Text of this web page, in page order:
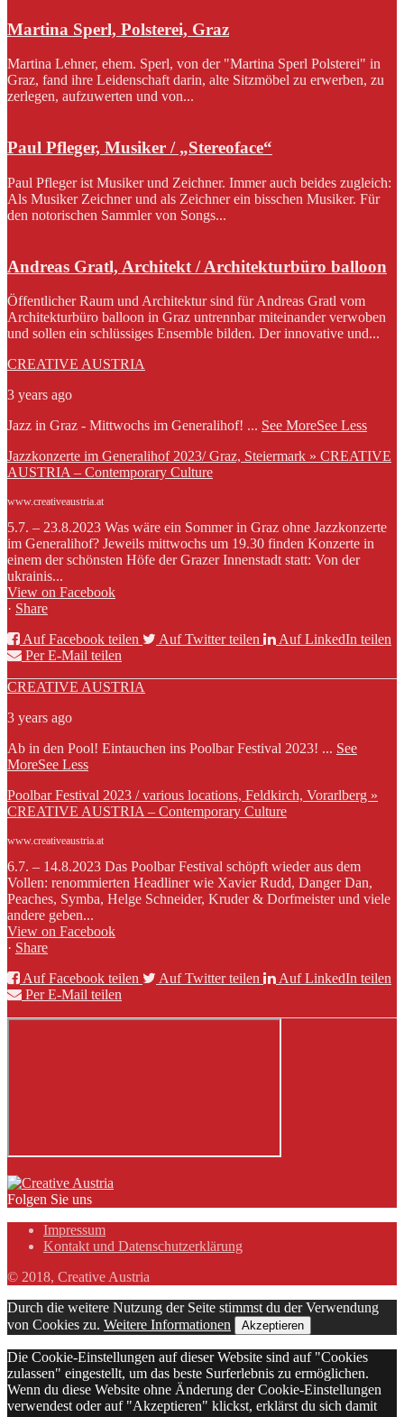
Martina Sperl, Polsterei, Graz
Martina Lehner, ehem. Sperl, von der "Martina Sperl Polsterei" in
Graz, fand ihre Leidenschaft darin, alte Sitzmöbel zu erwerben, zu
zerlegen, aufzuwerten und von...
Paul Pfleger, Musiker / „Stereoface“
Paul Pfleger ist Musiker und Zeichner. Immer auch beides zugleich:
Als Musiker Zeichner und als Zeichner ein bisschen Musiker. Für
den notorischen Sammler von Songs...
Andreas Gratl, Architekt / Architekturbüro balloon
Öffentlicher Raum und Architektur sind für Andreas Gratl vom
Architekturbüro balloon in Graz untrennbar miteinander verwoben
und sollen ein schlüssiges Ensemble bilden. Der innovative und...
CREATIVE AUSTRIA
3 years ago
Jazz in Graz - Mittwochs im Generalihof! ... See MoreSee Less
Jazzkonzerte im Generalihof 2023/ Graz, Steiermark » CREATIVE
AUSTRIA – Contemporary Culture
www.creativeaustria.at
5.7. – 23.8.2023 Was wäre ein Sommer in Graz ohne Jazzkonzerte
im Generalihof? Jeweils mittwochs um 19.30 finden Konzerte in
einem der schönsten Höfe der Grazer Innenstadt statt: Von der
ukrainis...
View on Facebook
· Share
Auf Facebook teilen
Auf Twitter teilen
Auf LinkedIn teilen
Per E-Mail teilen
CREATIVE AUSTRIA
3 years ago
Ab in den Pool! Eintauchen ins Poolbar Festival 2023! ... See
MoreSee Less
Poolbar Festival 2023 / various locations, Feldkirch, Vorarlberg »
CREATIVE AUSTRIA – Contemporary Culture
www.creativeaustria.at
6.7. – 14.8.2023 Das Poolbar Festival schöpft wieder aus dem
Vollen: renommierten Headliner wie Xavier Rudd, Danger Dan,
Peaches, Symba, Helge Schneider, Kruder & Dorfmeister und viele
andere geben...
View on Facebook
· Share
Auf Facebook teilen
Auf Twitter teilen
Auf LinkedIn teilen
Per E-Mail teilen
Folgen Sie uns
Impressum
Kontakt und Datenschutzerklärung
© 2018, Creative Austria
Durch die weitere Nutzung der Seite stimmst du der Verwendung
von Cookies zu. Weitere Informationen Akzeptieren
Die Cookie-Einstellungen auf dieser Website sind auf "Cookies
zulassen" eingestellt, um das beste Surferlebnis zu ermöglichen.
Wenn du diese Website ohne Änderung der Cookie-Einstellungen
verwendest oder auf "Akzeptieren" klickst, erklärst du sich damit